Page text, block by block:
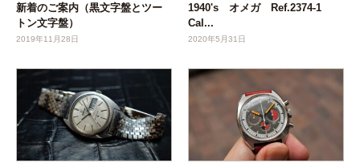
新着のご案内（黒文字盤とツー
トン文字盤）
2019年11月28日
1940's オメガ Ref.2374-1
Cal...
2020年5月31日